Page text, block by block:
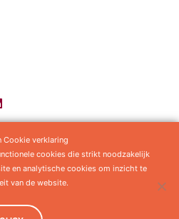
Algemene voorwaarden
Cookie verklaring
cookies die strikt noodzakelijk
en analytische cookies om inzicht te
van de website.